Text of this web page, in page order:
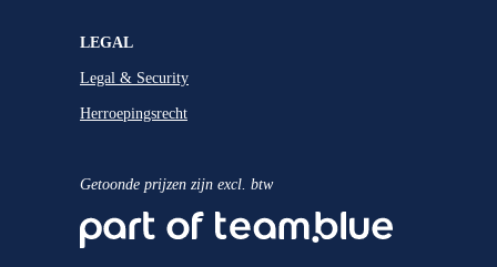
LEGAL
Legal & Security
Herroepingsrecht
Getoonde prijzen zijn excl. btw